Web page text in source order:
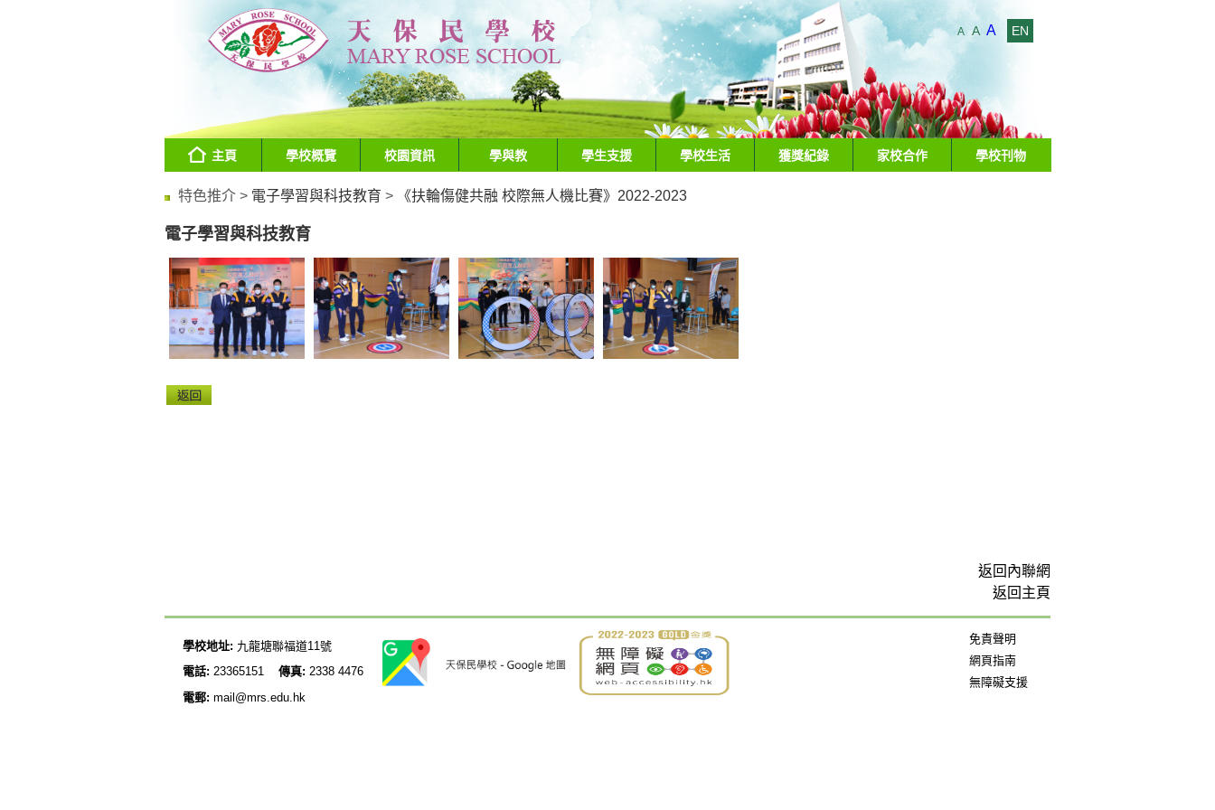
A A A EN
主頁 學校概覽 校園資訊 學與教 學生支援 學校生活 獲獎紀錄 家校合作 學校刊物
特色推介 > 電子學習與科技教育 > 《扶輪傷健共融 校際無人機比賽》2022-2023
電子學習與科技教育
返回內聯網
返回主頁
學校地址: 九龍塘聯福道11號
電話: 23365151 傳真: 2338 4476
電郵: mail@mrs.edu.hk
免責聲明
網頁指南
無障礙支援